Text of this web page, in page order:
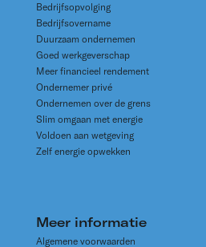
Bedrijfsopvolging
Bedrijfsovername
Duurzaam ondernemen
Goed werkgeverschap
Meer financieel rendement
Ondernemer privé
Ondernemen over de grens
Slim omgaan met energie
Voldoen aan wetgeving
Zelf energie opwekken
Meer informatie
Algemene voorwaarden